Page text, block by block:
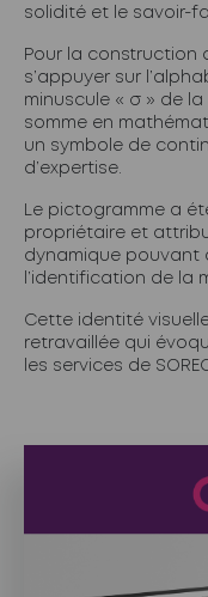
solidité et le savoir-
Pour la construction
s’appuyer sur
minuscule « σ » de
somme en
un symbole de
d’expertise.
Le pictogramme a
propriétaire et
dynamique pouvant
l’identification de la
Cette identité
retravaillée qui
les services de